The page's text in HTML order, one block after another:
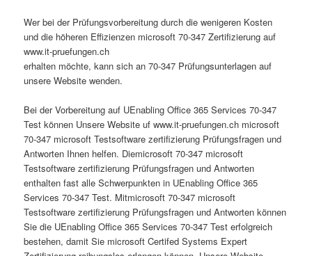
Wer bei der Prüfungsvorbereitung durch die wenigeren Kosten
und die höheren Effizienzen microsoft 70-347 Zertifizierung auf
www.it-pruefungen.ch
erhalten möchte, kann sich an 70-347 Prüfungsunterlagen auf
unsere Website wenden.
Bei der Vorbereitung auf UEnabling Office 365 Services 70-347
Test können Unsere Website uf www.it-pruefungen.ch microsoft
70-347 microsoft Testsoftware zertifizierung Prüfungsfragen und
Antworten Ihnen helfen. Diemicrosoft 70-347 microsoft
Testsoftware zertifizierung Prüfungsfragen und Antworten
enthalten fast alle Schwerpunkten in UEnabling Office 365
Services 70-347 Test. Mitmicrosoft 70-347 microsoft
Testsoftware zertifizierung Prüfungsfragen und Antworten können
Sie die UEnabling Office 365 Services 70-347 Test erfolgreich
bestehen, damit Sie microsoft Certifed Systems Expert